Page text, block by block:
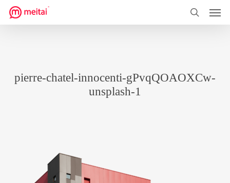
到
搜索
pierre-chatel-innocenti-gPvqQOAOXCw-
unsplash-1